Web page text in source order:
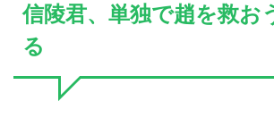
信陵君、単独で趙を救お
る